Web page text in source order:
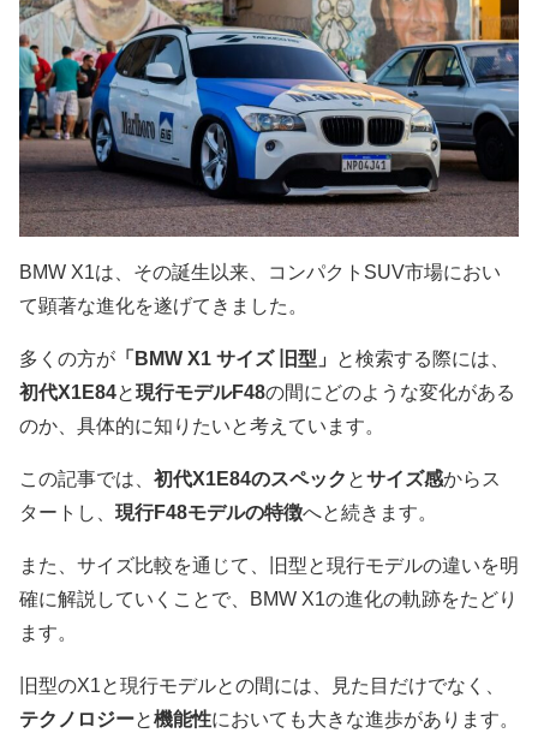
BMW X1は、その誕生以来、コンパクトSUV市場におい
て顕著な進化を遂げてきました。
多くの方が 「BMW X1 サイズ 旧型」
と検索する際には、
初代X1E84と現行モデルF48の間にどのような変化がある
のか、具体的に知りたいと考えています。
この記事では、 初代X1E84のスペック とサイズ感からス
タートし、 現行F48モデルの特徴へと続きます。
また、サイズ比較を通じて、旧型と現行モデルの違いを明
確に解説していくことで、BMW X1の進化の軌跡をたどり
ます。
旧型のX1と現行モデルとの間には、見た目だけでなく、
テクノロジーと機能性においても大きな進歩があります。